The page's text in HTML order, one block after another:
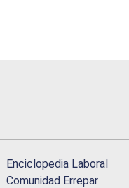
Enciclopedia Laboral
Comunidad Errepar